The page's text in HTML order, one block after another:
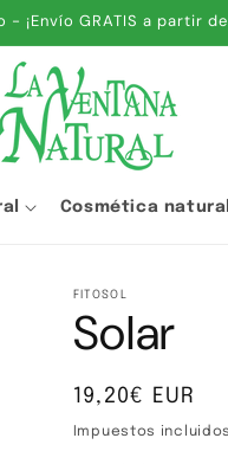
- ¡Envío GRATIS a partir
Cosmética natural
FITOSOL
Solar
Precio
habitual
19,20€ EUR
Impuestos